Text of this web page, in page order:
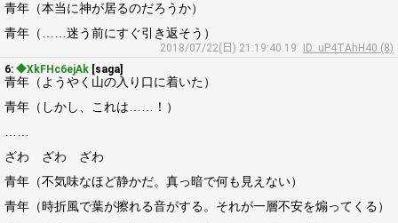
青年（本当に神が居るのだろうか）
青年（……迷う前にすぐ引き返そう）
2018/07/22(日) 21:19:40.19
ID: uP4TAhH40 (8)
6: ◆XkFHc6ejAk [saga]
青年（ようやく山の入り口に着いた）
青年（しかし、これは……！）
ざわ ざわ ざわ
青年（不気味なほど静かだ。真っ暗で何も見えない）
青年（時折風で葉が擦れる音がする。それが一層不安を煽ってくる）